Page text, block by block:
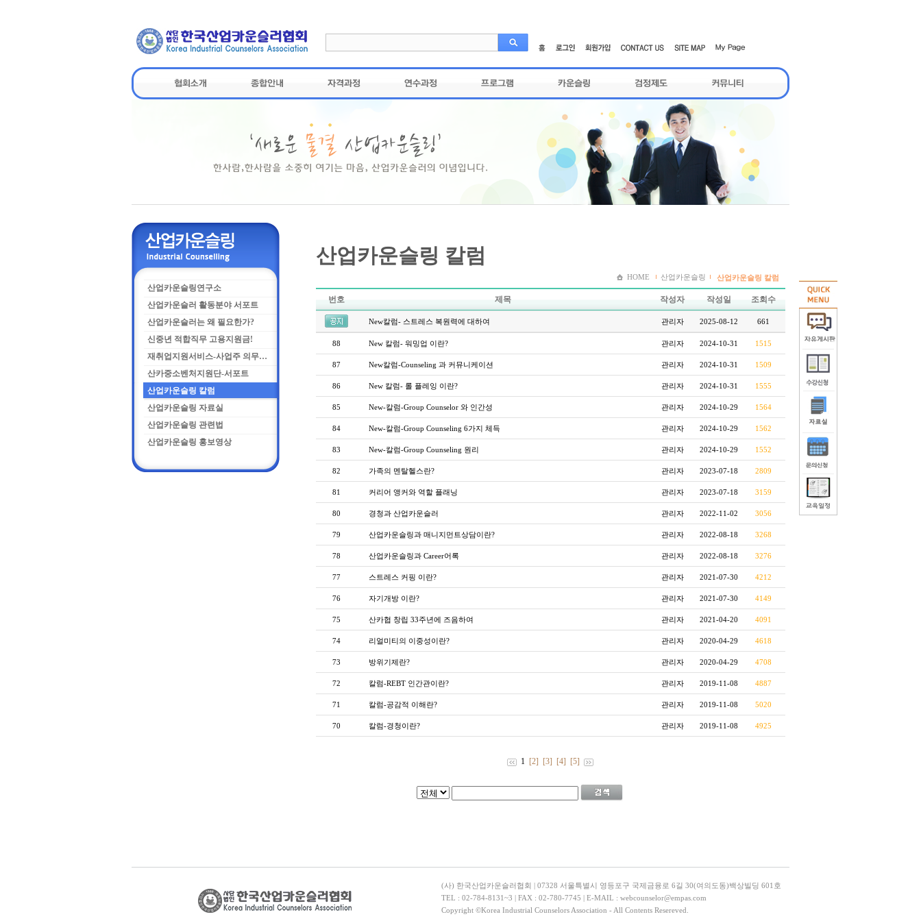
산업카운슬링연구소
산업카운슬러 활동분야 서포트
산업카운슬러는 왜 필요한가?
신중년 적합직무 고용지원금!
재취업지원서비스-사업주 의무화란
산카중소벤처지원단-서포트
산업카운슬링 칼럼
산업카운슬링 자료실
산업카운슬링 관련법
산업카운슬링 홍보영상
산업카운슬링 칼럼
HOME 산업카운슬링 산업카운슬링 칼럼
번호 제목 작성자 작성일 조회수
New칼럼- 스트레스 복원력에 대하여 관리자 2025-08-12 661
88 New 칼럼- 워밍업 이란? 관리자 2024-10-31 1515
87 New칼럼-Counseling 과 커뮤니케이션 관리자 2024-10-31 1509
86 New 칼럼- 롤 플레잉 이란? 관리자 2024-10-31 1555
85 New-칼럼-Group Counselor 와 인간성 관리자 2024-10-29 1564
84 New-칼럼-Group Counseling 6가지 체득 관리자 2024-10-29 1562
83 New-칼럼-Group Counseling 원리 관리자 2024-10-29 1552
82 가족의 멘탈헬스란? 관리자 2023-07-18 2809
81 커리어 앵커와 역할 플래닝 관리자 2023-07-18 3159
80 경청과 산업카운슬러 관리자 2022-11-02 3056
79 산업카운슬링과 매니지먼트상담이란? 관리자 2022-08-18 3268
78 산업카운슬링과 Career어록 관리자 2022-08-18 3276
77 스트레스 커핑 이란? 관리자 2021-07-30 4212
76 자기개방 이란? 관리자 2021-07-30 4149
75 산카협 창립 33주년에 즈음하여 관리자 2021-04-20 4091
74 리얼미티의 이중성이란? 관리자 2020-04-29 4618
73 방위기제란? 관리자 2020-04-29 4708
72 칼럼-REBT 인간관이란? 관리자 2019-11-08 4887
71 칼럼-공감적 이해란? 관리자 2019-11-08 5020
70 칼럼-경청이란? 관리자 2019-11-08 4925
1 [2] [3] [4] [5]
(사) 한국산업카운슬러협회 | 07328 서울특별시 영등포구 국제금융로 6길 30(여의도동)백상빌딩 601호
TEL : 02-784-8131~3 | FAX : 02-780-7745 | E-MAIL : webcounselor@empas.com
Copyright ©Korea Industrial Counselors Association - All Contents Resereved.